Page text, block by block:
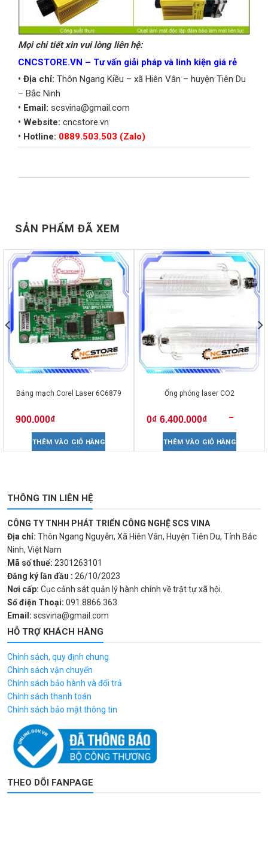
Mọi chi tiết xin vui lòng liên hệ:
CNCSTORE.VN – Tư vấn giải pháp và linh kiện giá rẻ
• Địa chỉ: Thôn Ngang Kiều – xã Hiên Vân – huyện Tiên Du
– Bắc Ninh
• Email: scsvina@gmail.com
• Website: cncstore.vn
• Hotline: 0889.503.503 (Zalo)
SẢN PHẨM ĐÃ XEM
Bảng mạch Corel Laser 6C6879
900.000₫
THÊM VÀO GIỎ HÀNG
Ống phóng laser CO2
0₫ –
6.400.000₫
THÊM VÀO GIỎ HÀNG
THÔNG TIN LIÊN HỆ
CÔNG TY TNHH PHÁT TRIỂN CÔNG NGHỆ SCS VINA
Địa chỉ: Thôn Ngang Nguyễn, Xã Hiên Vân, Huyện Tiên Du, Tỉnh Bắc
Ninh, Việt Nam
Mã số thuế: 2301263101
Đăng ký lần đầu : 26/10/2023
Nơi cấp: Cục cảnh sát quản lý hành chính về trật tự xã hội.
Số điện Thoại: 091.8866.363
Email: scsvina@gmail.com
HỖ TRỢ KHÁCH HÀNG
Chính sách, quy định chung
Chính sách vận chuyển
Chính sách bảo hành và đổi trả
Chính sách thanh toán
Chính sách bảo mật thông tin
THEO DÕI FANPAGE